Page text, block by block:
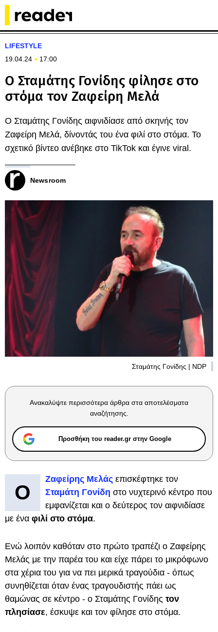
LIFESTYLE
19.04.24
17:00
Ο Σταμάτης Γονίδης φίλησε στο
στόμα τον Ζαφείρη Μελά
Ο Σταμάτης Γονίδης αιφνιδίασε από σκηνής τον
Ζαφείρη Μελά, δίνοντάς του ένα φιλί στο στόμα. Το
σχετικό βίντεο ανέβηκε στο TikTok και έγινε viral.
Newsroom
Σταμάτης Γονίδης | NDP
Ανακαλύψτε περισσότερα άρθρα στα αποτελέσματα
αναζήτησης.
Προσθήκη του reader.gr στην Google
Ο
Ζαφείρης Μελάς επισκέφτηκε τον
Σταμάτη Γονίδη στο νυχτερινό κέντρο που
εμφανίζεται και ο δεύτερος τον αιφνιδίασε
με ένα φιλί στο στόμα.
Ενώ λοιπόν καθόταν στο πρώτο τραπέζι ο Ζαφείρης
Μελάς με την παρέα του και είχε πάρει το μικρόφωνο
στα χέρια του για να πει μερικά τραγούδια - όπως
συνηθίζεται όταν ένας τραγουδιστής πάει ως
θαμώνας σε κέντρο - ο Σταμάτης Γονίδης τον
πλησίασε, έσκυψε και τον φίλησε στο στόμα.